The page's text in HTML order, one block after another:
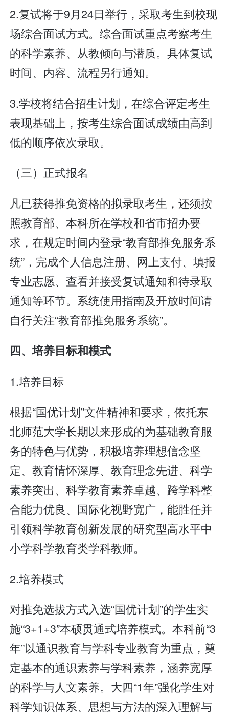
2.复试将于9月24日举行，采取考生到校现
场综合面试方式。综合面试重点考察考生
的科学素养、从教倾向与潜质。具体复试
时间、内容、流程另行通知。
3.学校将结合招生计划，在综合评定考生
表现基础上，按考生综合面试成绩由高到
低的顺序依次录取。
（三）正式报名
凡已获得推免资格的拟录取考生，还须按
照教育部、本科所在学校和省市招办要
求，在规定时间内登录“教育部推免服务系
统”，完成个人信息注册、网上支付、填报
专业志愿、查看并接受复试通知和待录取
通知等环节。系统使用指南及开放时间请
自行关注“教育部推免服务系统”。
四、培养目标和模式
1.培养目标
根据“国优计划”文件精神和要求，依托东
北师范大学长期以来形成的为基础教育服
务的特色与优势，积极培养理想信念坚
定、教育情怀深厚、教育理念先进、科学
素养突出、科学教育素养卓越、跨学科整
合能力优良、国际化视野宽广，能胜任并
引领科学教育创新发展的研究型高水平中
小学科学教育类学科教师。
2.培养模式
对推免选拔方式入选“国优计划”的学生实
施“3+1+3”本硕贯通式培养模式。本科前“3
年”以通识教育与学科专业教育为重点，奠
定基本的通识素养与学科素养，涵养宽厚
的科学与人文素养。大四“1年”强化学生对
科学知识体系、思想与方法的深入理解与